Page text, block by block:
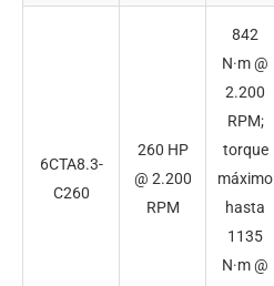
6CTA8.3-
C260
260 HP
@ 2.200
RPM
842
N·m @
2.200
RPM;
torque
máximo
hasta
1135
N·m @